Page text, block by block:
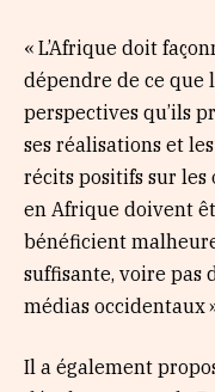
« L’Afrique doit
dépendre de ce que
perspectives qu’ils
ses réalisations et
récits positifs sur les
en Afrique doivent
bénéficient
suffisante, voire pas
médias occidentaux
Il a également